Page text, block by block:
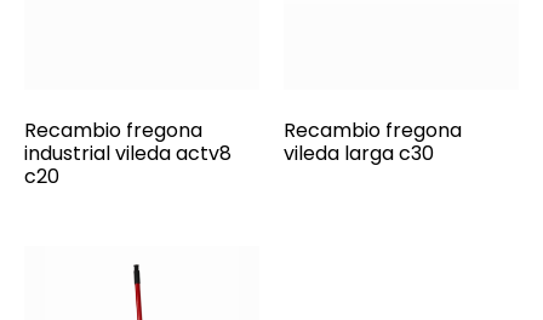
Recambio fregona
industrial vileda actv8
c20
Recambio fregona
vileda larga c30